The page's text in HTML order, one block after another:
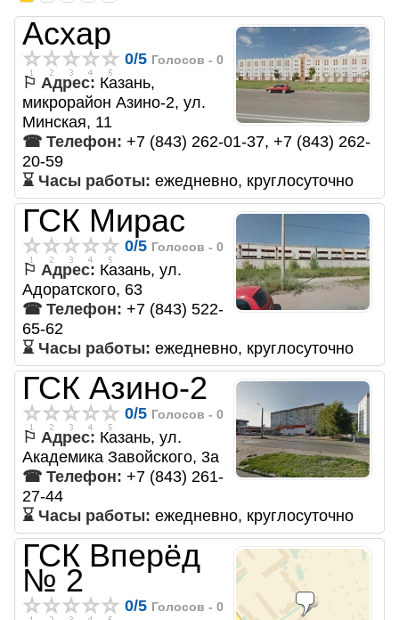
Асхар
0/5 Голосов - 0
⚐ Адрес: Казань,
микрорайон Азино-2, ул.
Минская, 11
☎ Телефон: +7 (843) 262-01-37, +7 (843) 262-
20-59
⌛ Часы работы: ежедневно, круглосуточно
ГСК Мирас
0/5 Голосов - 0
⚐ Адрес: Казань, ул.
Адоратского, 63
☎ Телефон: +7 (843) 522-
65-62
⌛ Часы работы: ежедневно, круглосуточно
ГСК Азино-2
0/5 Голосов - 0
⚐ Адрес: Казань, ул.
Академика Завойского, 3а
☎ Телефон: +7 (843) 261-
27-44
⌛ Часы работы: ежедневно, круглосуточно
ГСК Вперёд
№ 2
0/5 Голосов - 0